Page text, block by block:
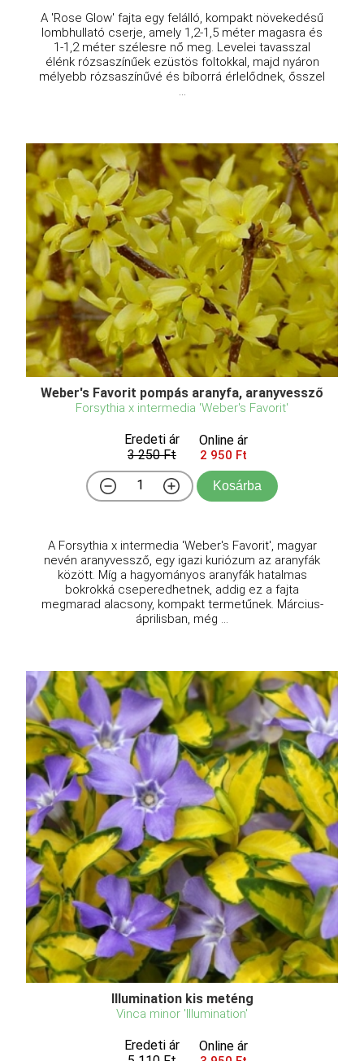
A 'Rose Glow' fajta egy felálló, kompakt növekedésű
lombhullató cserje, amely 1,2-1,5 méter magasra és
1-1,2 méter szélesre nő meg. Levelei tavasszal
élénk rózsaszínűek ezüstös foltokkal, majd nyáron
mélyebb rózsaszínűvé és bíborrá érlelődnek, ősszel
...
Weber's Favorit pompás aranyfa, aranyvessző
Forsythia x intermedia 'Weber's Favorit'
Eredeti ár
3 250 Ft
Online ár
2 950 Ft
Kosárba
A Forsythia x intermedia 'Weber's Favorit', magyar
nevén aranyvessző, egy igazi kuriózum az aranyfák
között. Míg a hagyományos aranyfák hatalmas
bokrokká cseperedhetnek, addig ez a fajta
megmarad alacsony, kompakt termetűnek. Március-
áprilisban, még ...
Illumination kis meténg
Vinca minor 'Illumination'
Eredeti ár
Online ár